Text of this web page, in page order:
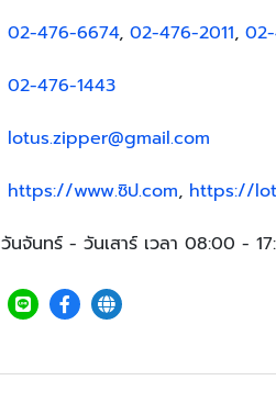
02-476-6674, 02-476-2011,
02-476-1443
lotus.zipper@gmail.com
https://www.ซิป.com, https://
วันจันทร์ - วันเสาร์ เวลา 08:00 -